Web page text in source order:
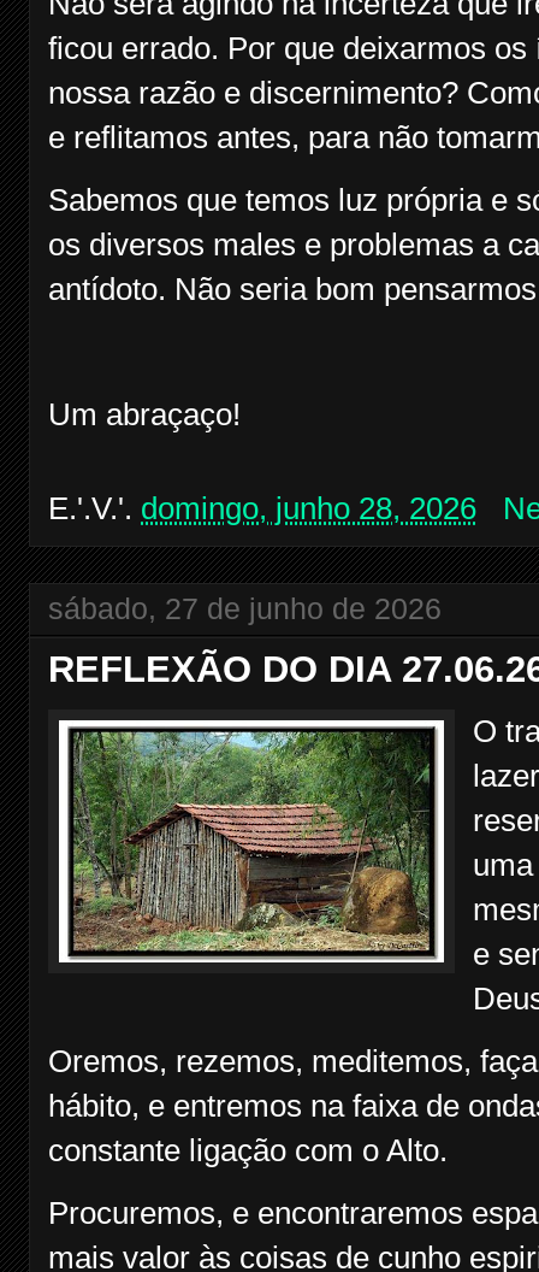
ficou errado. Por que deixarmos
nossa razão e discernimento?
e reflitamos antes, para não
Sabemos que temos luz própria e
os diversos males e problemas a
antídoto. Não seria bom
Um abraçaço!
E.'.V.'. domingo, junho 28, 2026
sábado, 27 de junho de 2026
REFLEXÃO DO DIA
O
e
Oremos, rezemos, meditemos,
hábito, e entremos na faixa de
constante ligação com o Alto.
Procuremos, e encontraremos
mais valor às coisas de cunho